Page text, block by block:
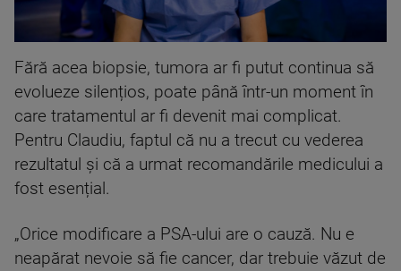
Fără acea biopsie, tumora ar fi putut continua să
evolueze silențios, poate până într-un moment în
care tratamentul ar fi devenit mai complicat.
Pentru Claudiu, faptul că nu a trecut cu vederea
rezultatul și că a urmat recomandările medicului a
fost esențial.
„Orice modificare a PSA-ului are o cauză. Nu e
neapărat nevoie să fie cancer, dar trebuie văzut de